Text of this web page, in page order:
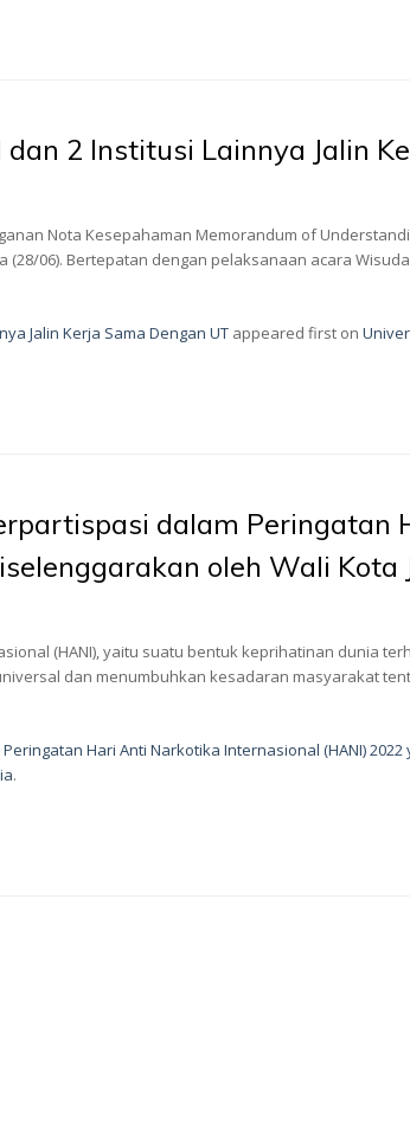
2 Institusi Lainnya Jalin
Nota Kesepahaman Memorandum of
(28/06). Bertepatan dengan pelaksanaan acara
Jalin Kerja Sama Dengan UT appeared first on
dalam Peringatan
oleh Wali
(HANI), yaitu suatu bentuk keprihatinan dunia
dan menumbuhkan kesadaran masyarakat
Hari Anti Narkotika Internasional (HANI)
.